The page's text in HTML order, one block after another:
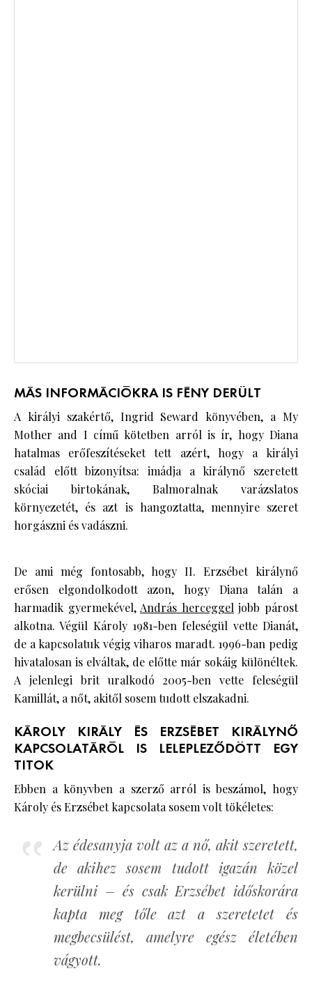
MÁS INFORMÁCIÓKRA IS FÉNY DERÜLT
A királyi szakértő, Ingrid Seward könyvében, a My
Mother and I című kötetben arról is ír, hogy Diana
hatalmas erőfeszítéseket tett azért, hogy a királyi
család előtt bizonyítsa: imádja a királynő szeretett
skóciai birtokának, Balmoralnak varázslatos
környezetét, és azt is hangoztatta, mennyire szeret
horgászni és vadászni.
De ami még fontosabb, hogy II. Erzsébet királynő
erősen elgondolkodott azon, hogy Diana talán a
harmadik gyermekével,András herceggeljobb párost
alkotna. Végül Károly 1981-ben feleségül vette Dianát,
de a kapcsolatuk végig viharos maradt. 1996-ban pedig
hivatalosan is elváltak, de előtte már sokáig különéltek.
A jelenlegi brit uralkodó 2005-ben vette feleségül
Kamillát, a nőt, akitől sosem tudott elszakadni.
KÁROLY KIRÁLY ÉS ERZSÉBET KIRÁLYNŐ
KAPCSOLATÁRÓL IS LELEPLEZŐDÖTT EGY
TITOK
Ebben a könyvben a szerző arról is beszámol, hogy
Károly és Erzsébet kapcsolata sosem volt tökéletes:
Az édesanyja volt az a nő, akit szeretett,
de akihez sosem tudott igazán közel
kerülni – és csak Erzsébet időskorára
kapta meg tőle azt a szeretetet és
megbecsülést, amelyre egész életében
vágyott.